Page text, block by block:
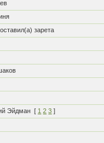
оставил(а) зарета
Эйдман [ 1 2 3 ]